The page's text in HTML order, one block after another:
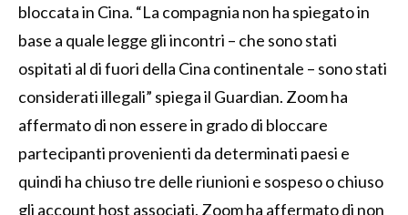
bloccata in Cina. “La compagnia non ha spiegato in
base a quale legge gli incontri – che sono stati
ospitati al di fuori della Cina continentale – sono stati
considerati illegali” spiega il Guardian. Zoom ha
affermato di non essere in grado di bloccare
partecipanti provenienti da determinati paesi e
quindi ha chiuso tre delle riunioni e sospeso o chiuso
gli account host associati. Zoom ha affermato di non